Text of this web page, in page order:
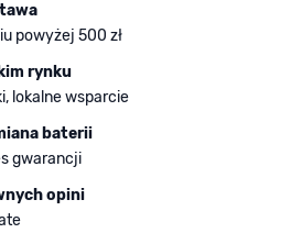
powyżej 500 zł
rynku
lokalne wsparcie
baterii
gwarancji
opini